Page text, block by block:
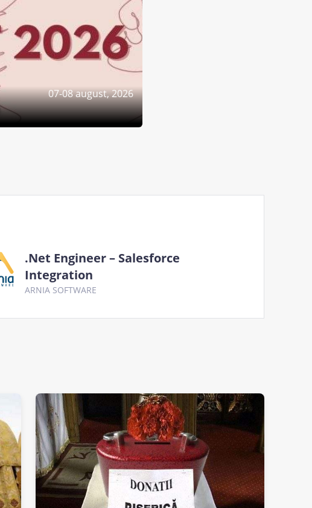
07-08 august, 2026
.Net Engineer – Salesforce
Integration
ARNIA SOFTWARE